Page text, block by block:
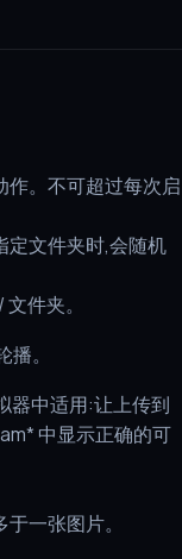
。不可超过每次启
文件夹时,会随机
件夹。
。
器中适用:让上传到
中显示正确的可
一张图片。